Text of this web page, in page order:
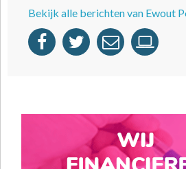
Bekijk alle berichten van Ewout